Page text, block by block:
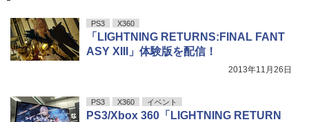
PS3 X360
「LIGHTNING RETURNS:FINAL FANT
ASY XIII」体験版を配信！
2013年11月26日
PS3 X360 イベント
PS3/Xbox 360「LIGHTNING RETURN